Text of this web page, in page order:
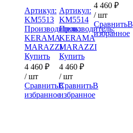
Артикул:
KM5513
Производитель:
KERAMA
MARAZZI
Купить
4 460 ₽
/ шт
СравнитьВ
избранное
Артикул:
KM5514
Производитель:
KERAMA
MARAZZI
Купить
4 460 ₽
/ шт
СравнитьВ
избранное
4 460 ₽
/ шт
СравнитьВ
избранное